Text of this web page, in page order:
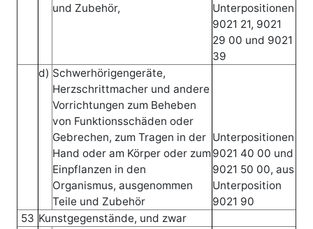
und Zubehör,
Unterpositionen
9021 21, 9021
29 00 und 9021
39
d) Schwerhörigengeräte,
Herzschrittmacher und andere
Vorrichtungen zum Beheben
von Funktionsschäden oder
Gebrechen, zum Tragen in der
Hand oder am Körper oder zum
Einpflanzen in den
Organismus, ausgenommen
Teile und Zubehör
Unterpositionen
9021 40 00 und
9021 50 00, aus
Unterposition
9021 90
53 Kunstgegenstände, und zwar